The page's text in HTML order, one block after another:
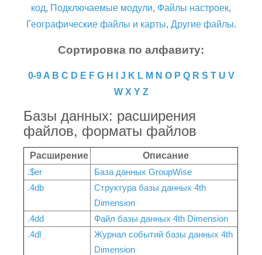
код, Подключаемые модули, Файлы настроек,
Географические файлы и карты, Другие файлы.
Сортировка по алфавиту:
0-9 A B C D E F G H J K L M N O P Q R S T U V
W X Y Z
Базы данных: расширения
файлов, форматы файлов
Расширение
Описание
.$er
База данных GroupWise
.4db
Структура базы данных 4th
Dimension
.4dd
Файл базы данных 4th Dimension
.4dl
Журнал событий базы данных 4th
Dimension